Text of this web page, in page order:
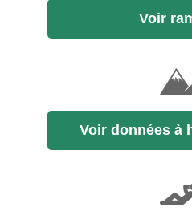
Voir
Voir données à